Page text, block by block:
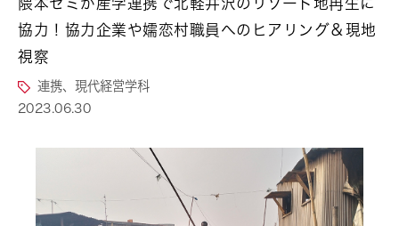
協力！協力企業や嬬恋村職員へのヒアリング＆現地
視察
連携、現代経営学科
2023.06.30